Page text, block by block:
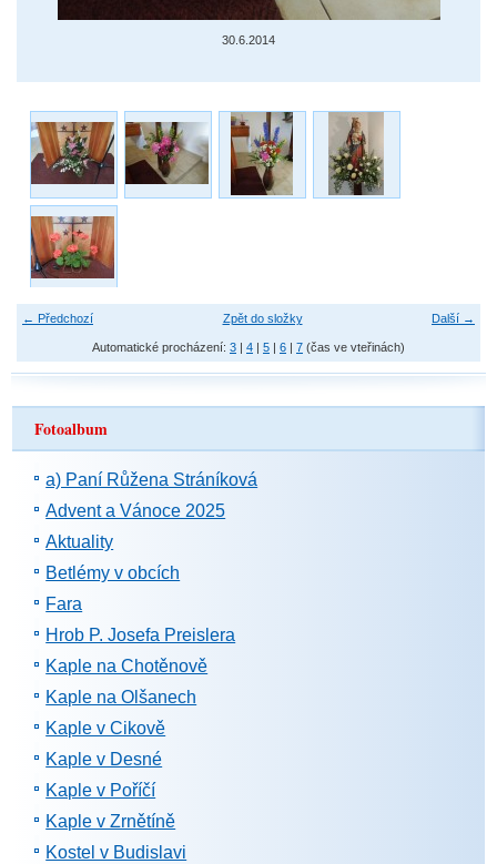
30.6.2014
← Předchozí Další →
Zpět do složky
Automatické procházení: 3 | 4 | 5 | 6 | 7 (čas ve vteřinách)
Fotoalbum
a) Paní Růžena Stráníková
Advent a Vánoce 2025
Aktuality
Betlémy v obcích
Fara
Hrob P. Josefa Preislera
Kaple na Chotěnově
Kaple na Olšanech
Kaple v Cikově
Kaple v Desné
Kaple v Poříčí
Kaple v Zrnětíně
Kostel v Budislavi